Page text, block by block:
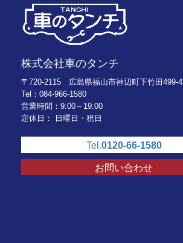
株式会社車のタンチ
〒720-2115 広島県福山市神辺町下竹田499-4
Tel：084-966-1580
営業時間：9:00～19:00
定休日： 日曜日・祝日
Tel.0120-66-1580
お問い合わせ